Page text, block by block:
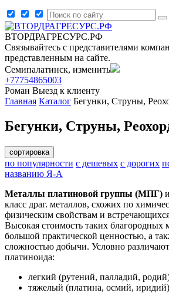
ВТОРДРАГРЕСУРС.РФ
Связывайтесь с представителями
представленным на сайте.
Семипалатинск, изменить
+77754865003
Роман Выезд к клиенту
Главная Каталог Бегунки, Струны,
Бегунки, Струны,
сортировка
по популярности с дешевых с дорогих
названию Я-А
Металлы платиновой группы (МПГ)
класс драг. металлов, схожих по
физическим свойствам и
Высокая стоимость таких благородных
большой практической ценностью, а
сложностью добычи. Условно
платиноида:
легкий (рутений, палладий,
тяжелый (платина, осмий,